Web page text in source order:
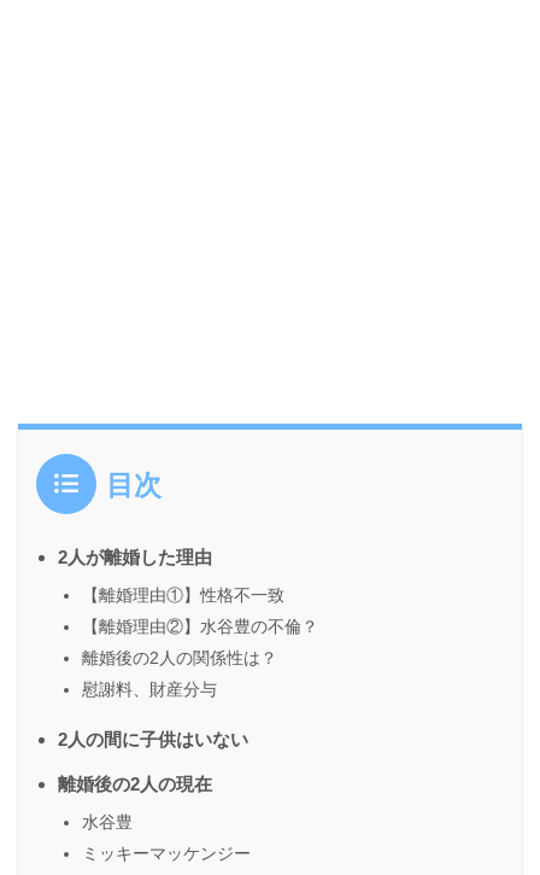
目次
2人が離婚した理由
【離婚理由①】性格不一致
【離婚理由②】水谷豊の不倫？
離婚後の2人の関係性は？
慰謝料、財産分与
2人の間に子供はいない
離婚後の2人の現在
水谷豊
ミッキーマッケンジー